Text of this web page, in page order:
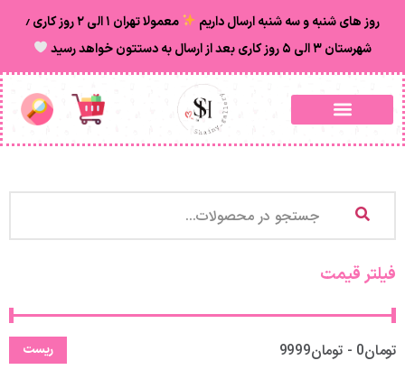
روز های شنبه و سه شنبه ارسال داریم
معمولا تهران ۱ الی ۲ روز‌ کاری ٫
شهرستان ۳ الی ۵ روز کاری بعد از ارسال به دستتون خواهد رسید
فیلتر قیمت
تومان0 - تومان9999 ریست